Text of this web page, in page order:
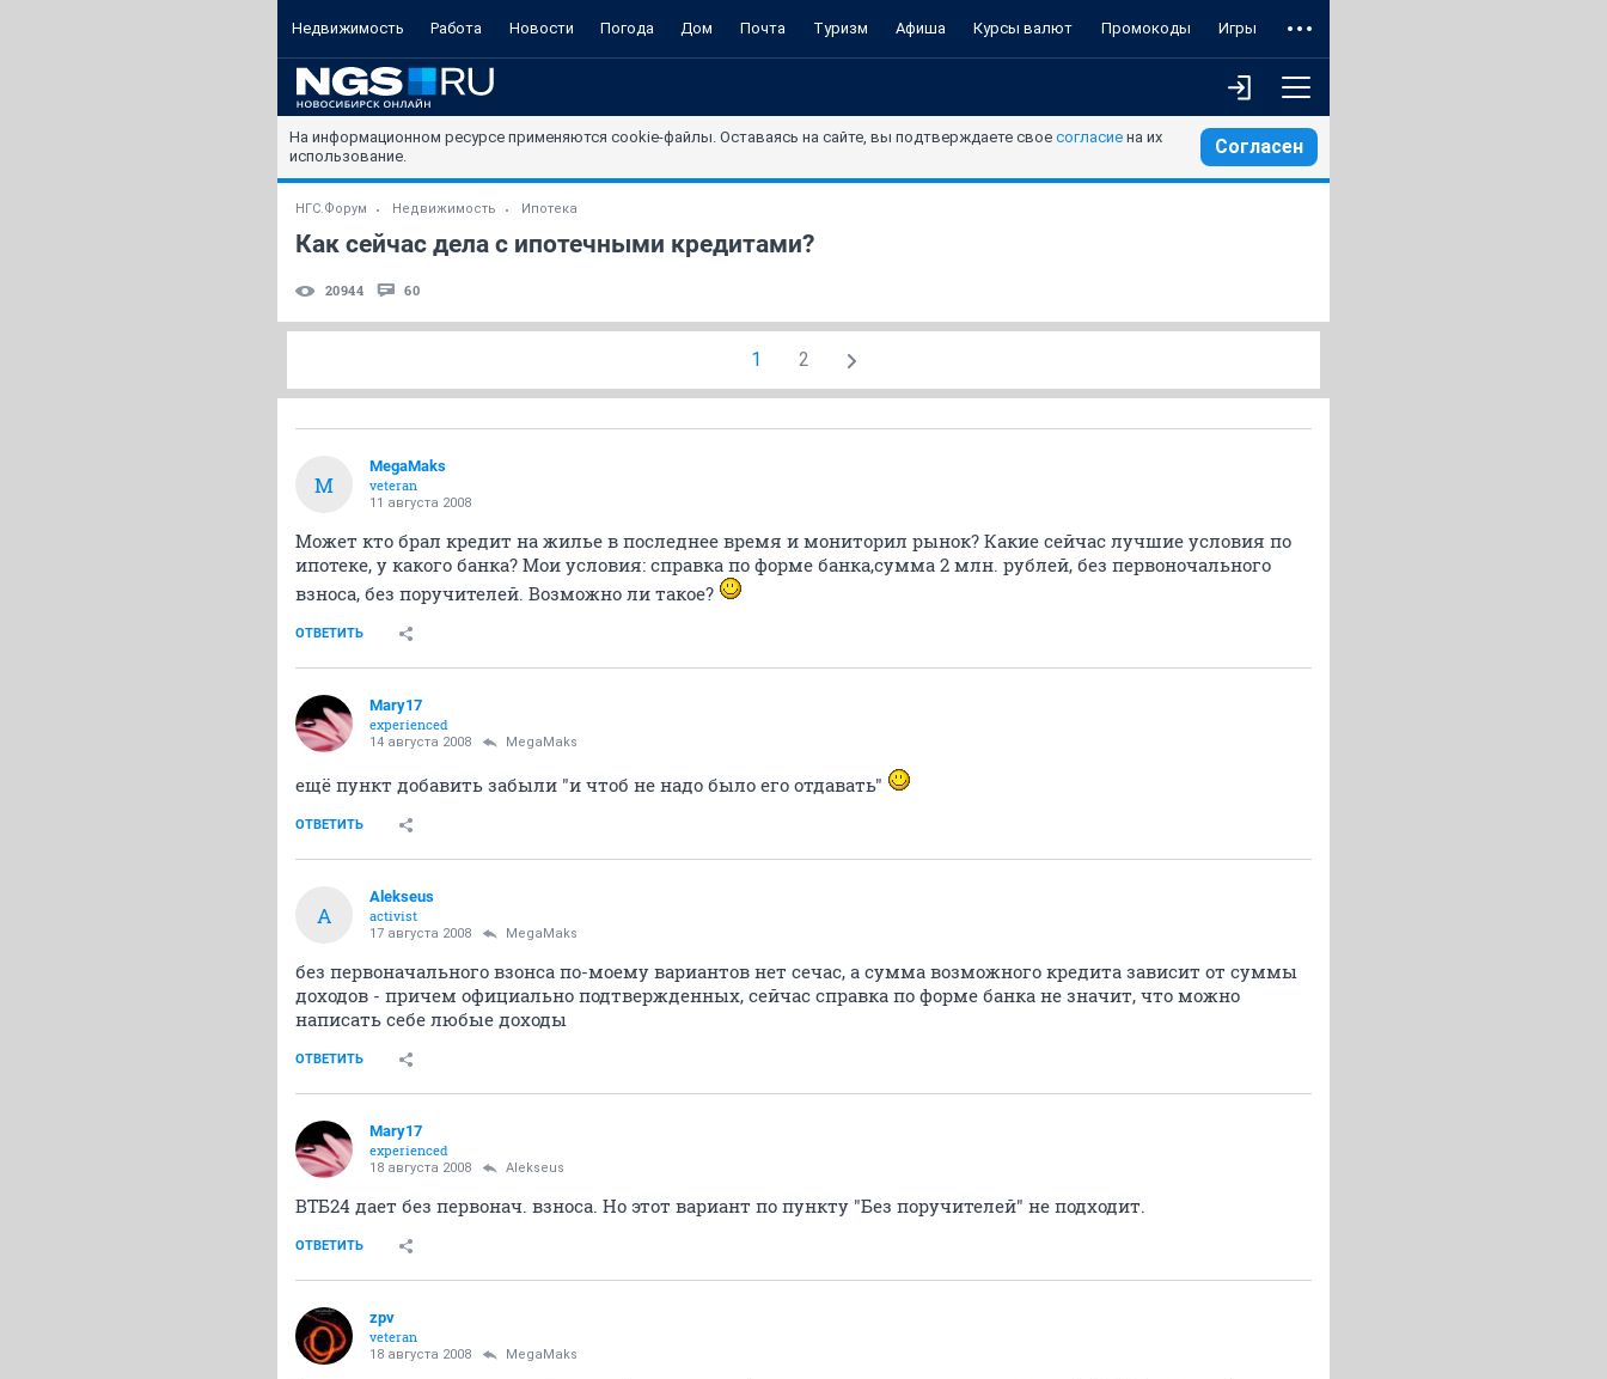
Недвижимость Работа Новости Погода Дом Почта Туризм Афиша Курсы валют Промокоды Игры
На информационном ресурсе применяются cookie-файлы. Оставаясь на сайте, вы подтверждаете свое согласие на их
использование.
Согласен
НГС.Форум Недвижимость Ипотека
Как сейчас дела с ипотечными кредитами?
20944 60
1 2
M
MegaMaks
veteran
11 августа 2008
Может кто брал кредит на жилье в последнее время и мониторил рынок? Какие сейчас лучшие условия по
ипотеке, у какого банка? Мои условия: справка по форме банка,сумма 2 млн. рублей, без первоночального
взноса, без поручителей. Возможно ли такое?
ОТВЕТИТЬ
Mary17
experienced
14 августа 2008 MegaMaks
ещё пункт добавить забыли "и чтоб не надо было его отдавать"
ОТВЕТИТЬ
A
Alekseus
activist
17 августа 2008 MegaMaks
без первоначального взонса по-моему вариантов нет сечас, а сумма возможного кредита зависит от суммы
доходов - причем официально подтвержденных, сейчас справка по форме банка не значит, что можно
написать себе любые доходы
ОТВЕТИТЬ
Mary17
experienced
18 августа 2008 Alekseus
ВТБ24 дает без первонач. взноса. Но этот вариант по пункту "Без поручителей" не подходит.
ОТВЕТИТЬ
zpv
veteran
18 августа 2008 MegaMaks